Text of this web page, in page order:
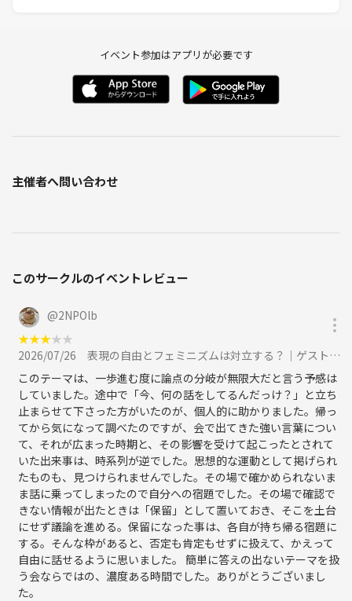
イベント参加はアプリが必要です
主催者へ問い合わせ
このサークルのイベントレビュー
@2NPOlb
★★★★★
2026/07/26
表現の自由とフェミニズムは対立する？｜ゲスト講師と考えるミニ講義×哲学対話に参加
このテーマは、一歩進む度に論点の分岐が無限大だと言う予感は
していました。途中で「今、何の話をしてるんだっけ？」と立ち
止まらせて下さった方がいたのが、個人的に助かりました。帰っ
てから気になって調べたのですが、会で出てきた強い言葉につい
て、それが広まった時期と、その影響を受けて起こったとされて
いた出来事は、時系列が逆でした。思想的な運動として掲げられ
たものも、見つけられませんでした。その場で確かめられないま
ま話に乗ってしまったので自分への宿題でした。その場で確認で
きない情報が出たときは「保留」として置いておき、そこを土台
にせず議論を進める。保留になった事は、各自が持ち帰る宿題に
する。そんな枠があると、否定も肯定もせずに扱えて、かえって
自由に話せるように思いました。 簡単に答えの出ないテーマを扱
う会ならではの、濃度ある時間でした。ありがとうございまし
た。